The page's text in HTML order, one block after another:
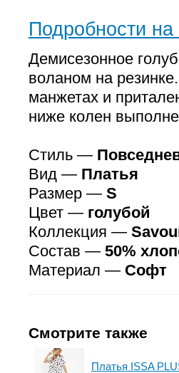
Подробности
Демисезонное
воланом на
манжетах и
ниже колен
Стиль —
Вид — Платья
Размер — S
Цвет — голубой
Коллекция —
Состав — 50%
Материал — Софт
Смотрите также
Платья ISSA